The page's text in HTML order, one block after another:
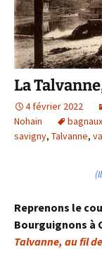
La
4 février 2022
Nohain
bagnaux
savigny, Talvanne,
Reprenons le
Bourguignons à
Talvanne, au fil